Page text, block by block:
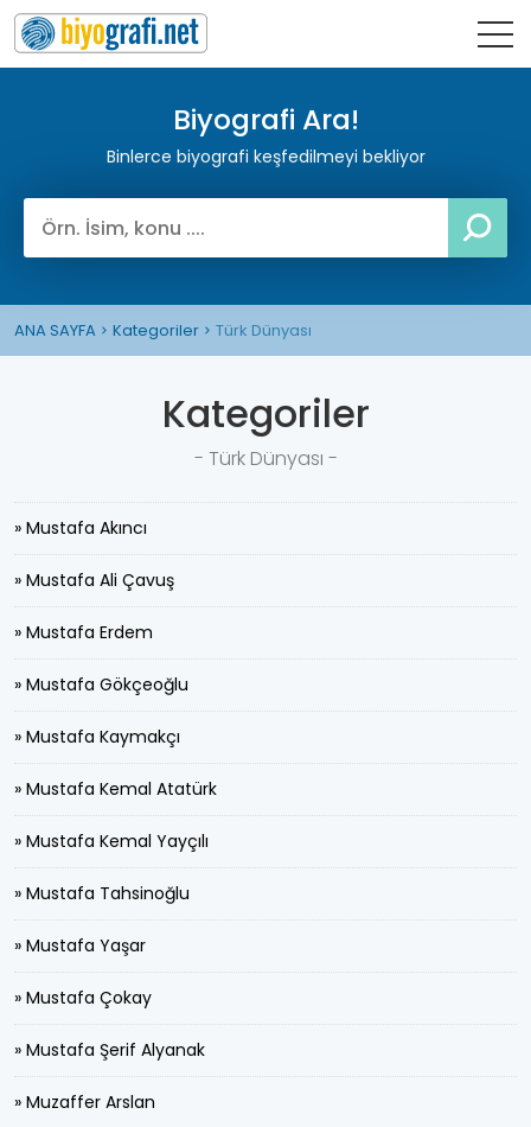
Biyografi Ara!
Binlerce biyografi keşfedilmeyi bekliyor
ANA SAYFA Kategoriler Türk Dünyası
Kategoriler
- Türk Dünyası -
» Mustafa Akıncı
» Mustafa Ali Çavuş
» Mustafa Erdem
» Mustafa Gökçeoğlu
» Mustafa Kaymakçı
» Mustafa Kemal Atatürk
» Mustafa Kemal Yayçılı
» Mustafa Tahsinoğlu
» Mustafa Yaşar
» Mustafa Çokay
» Mustafa Şerif Alyanak
» Muzaffer Arslan